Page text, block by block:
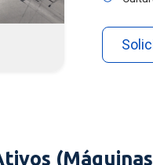
(Máquinas